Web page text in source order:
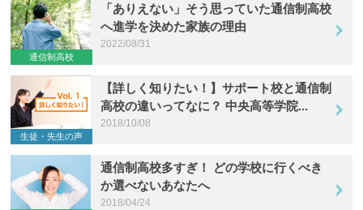
通信制高校
「ありえない」そう思っていた通信制高校
へ進学を決めた家族の理由
2022/08/31
生徒・先生の声
【詳しく知りたい！】サポート校と通信制
高校の違いってなに？ 中央高等学院...
2018/10/08
通信制高校多すぎ！ どの学校に行くべき
か選べないあなたへ
2018/04/24